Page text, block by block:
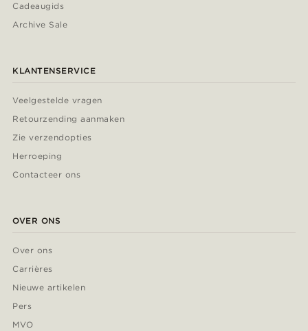
Cadeaugids
Archive Sale
KLANTENSERVICE
Veelgestelde vragen
Retourzending aanmaken
Zie verzendopties
Herroeping
Contacteer ons
OVER ONS
Over ons
Carrières
Nieuwe artikelen
Pers
MVO